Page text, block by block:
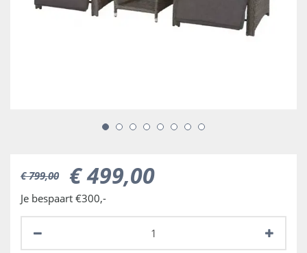
€ 799,00 €499,00
Je bespaart €300,-